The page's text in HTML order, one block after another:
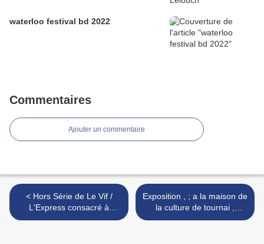
waterloo festival bd 2022
Commentaires
Ajouter un commentaire
< Hors Série de Le Vif /
L'Express consacré à
XIII.........................!
Exposition , ; a la maison de
la culture de tournai ,
belgique ( muriel blondeau